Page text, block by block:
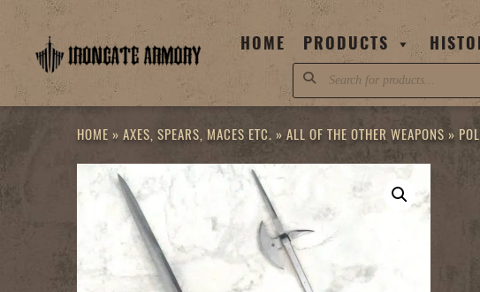
Skip
content
HOME PRODUCTS
Products
search
HOME » AXES, SPEARS, MACES ETC. » ALL OF THE OTHER WEAPONS »